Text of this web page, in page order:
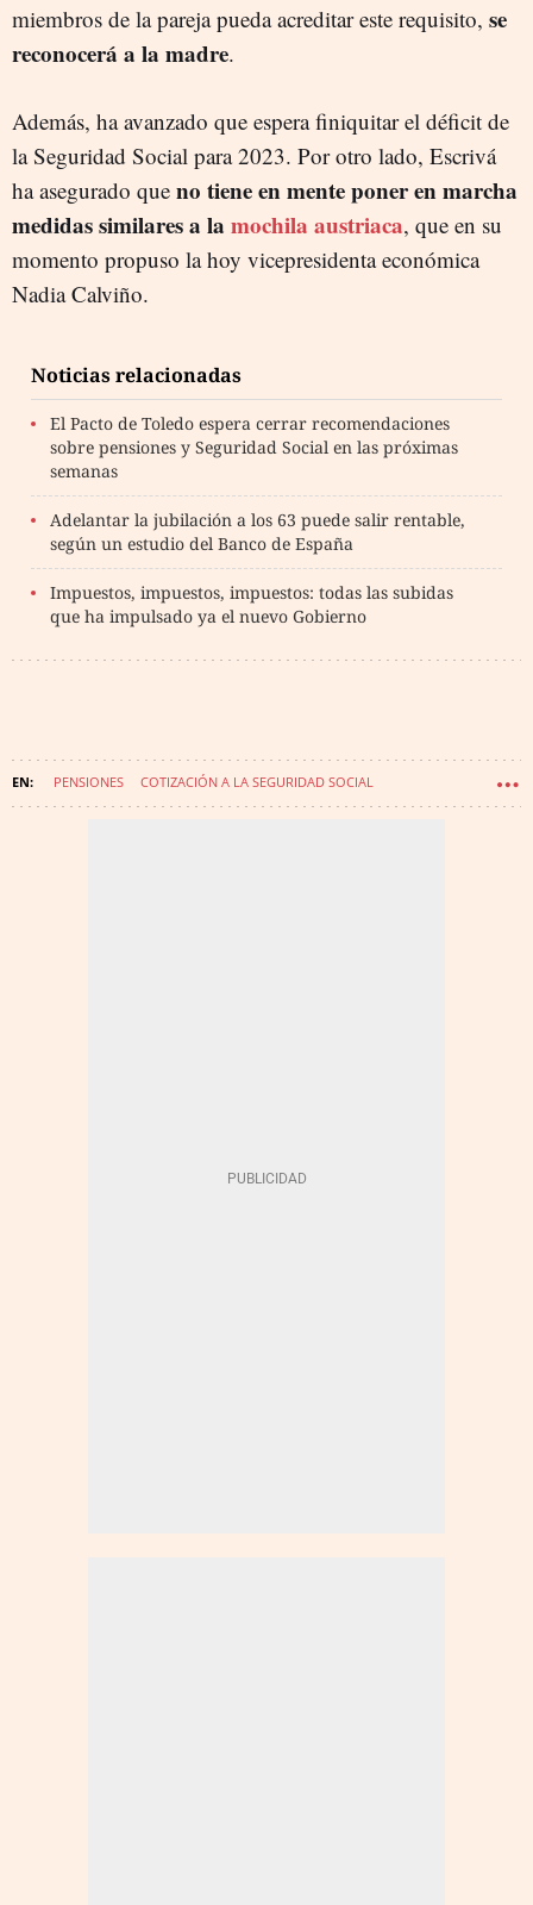
miembros de la pareja pueda acreditar este requisito, se
reconocerá a la madre.
Además, ha avanzado que espera finiquitar el déficit de
la Seguridad Social para 2023. Por otro lado, Escrivá
ha asegurado que no tiene en mente poner en marcha
medidas similares a la mochila austriaca, que en su
momento propuso la hoy vicepresidenta económica
Nadia Calviño.
Noticias relacionadas
El Pacto de Toledo espera cerrar recomendaciones
sobre pensiones y Seguridad Social en las próximas
semanas
Adelantar la jubilación a los 63 puede salir rentable,
según un estudio del Banco de España
Impuestos, impuestos, impuestos: todas las subidas
que ha impulsado ya el nuevo Gobierno
PENSIONES COTIZACIÓN A LA SEGURIDAD SOCIAL